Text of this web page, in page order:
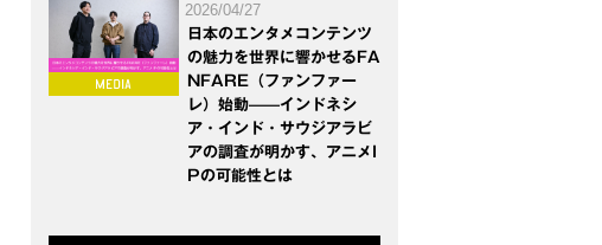
2026/04/27
日本のエンタメコンテンツ
の魅力を世界に響かせるFA
NFARE（ファンファー
レ）始動——インドネシ
ア・インド・サウジアラビ
アの調査が明かす、アニメI
Pの可能性とは